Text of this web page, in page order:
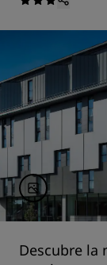
Descubre la